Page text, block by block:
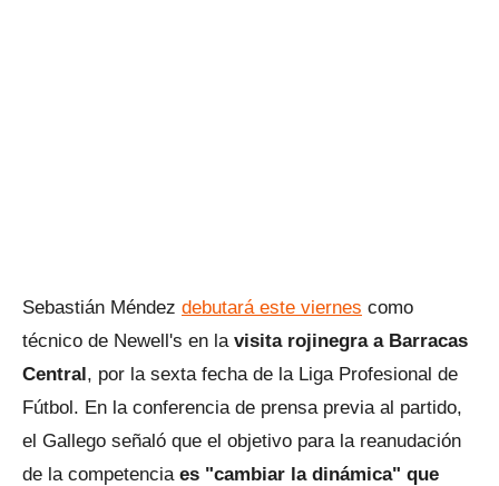
Sebastián Méndez debutará este viernes como
técnico de Newell's en la visita rojinegra a Barracas
Central, por la sexta fecha de la Liga Profesional de
Fútbol. En la conferencia de prensa previa al partido,
el Gallego señaló que el objetivo para la reanudación
de la competencia es "cambiar la dinámica" que